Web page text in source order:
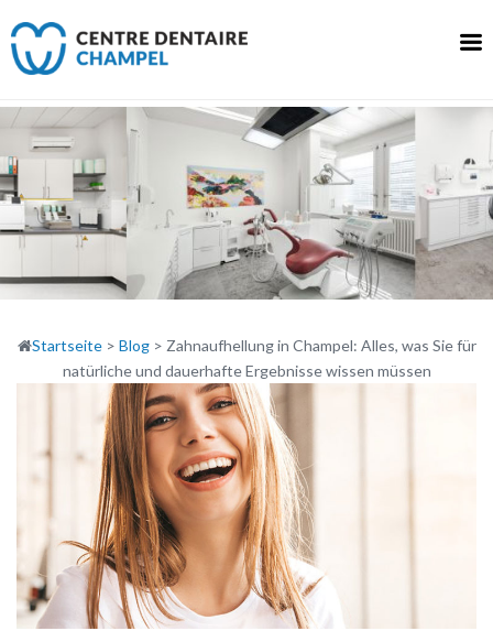
to
content
Startseite> Blog> Zahnaufhellung in Champel: Alles, was Sie für
natürliche und dauerhafte Ergebnisse wissen müssen